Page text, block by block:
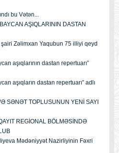
bu Vətən...
AŞIQLARININ DASTAN
Zəlimxan Yaqubun 75 illiyi qeyd
aşıqlarının dastan repertuarı”
aşıqların dastan repertuarı” adlı
SƏNƏT TOPLUSUNUN YENİ SAYI
REGİONAL BÖLMƏSİNDƏ
Mədəniyyət Nazirliyinin Fəxri